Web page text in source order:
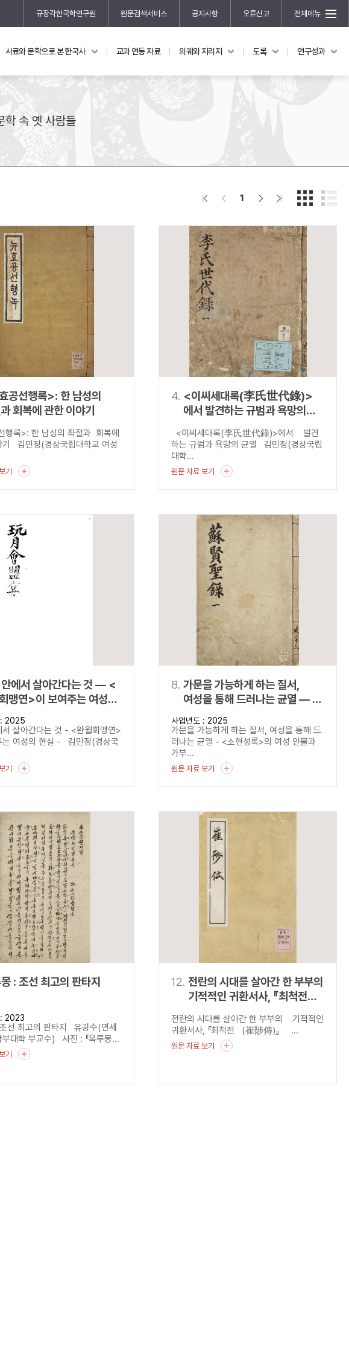
규장각한국학연구원 원문검색서비스 공지사항 오류신고 전체메뉴
지 도록 연구성과
신진학자 초청 연구교류 사업
규장각-산기 연구비 지원 사업
기획연구
홍재 한국학 펠로십 프로그램
사료와 문학으로 본 한국사 교과 연동 자료 의궤와 지리지 도록 연구성과
학 속 옛 사람들
1
공선행록>: 한 남성의
회복에 관한 이야기
행록>: 한 남성의 좌절과 회복에
기 김민정(경상국립대학교 여성
기
4. <이씨세대록(李氏世代錄)>
에서 발견하는 규범과 욕망의
<이씨세대록(李氏世代錄)>에서 발견
하는 규범과 욕망의 균열 김민정(경상국립
대학...
원문 자료 보기
에서 살아간다는 것 ― <
맹연>이 보여주는 여성의
: 2025
서 살아간다는 것 - <완월회맹연>
는 여성의 현실 - 김민정(경상국
기
8. 가문을 가능하게 하는 질서,
여성을 통해 드러나는 균열 ― <
소현성록>의 여성 인물과
가부장제의 작동 방식
사업년도 : 2025
가문을 가능하게 하는 질서, 여성을 통해 드
러나는 균열 - <소현성록>의 여성 인물과
가부...
원문 자료 보기
: 조선 최고의 판타지
: 2023
선 최고의 판타지 유광수(연세
부대학 부교수) 사진 : 『옥루몽...
기
12. 전란의 시대를 살아간 한 부부의
기적적인 귀환서사, 『최척전
전란의 시대를 살아간 한 부부의 기적적인
귀환서사, 『최척전 (崔陟傳)』 ...
원문 자료 보기